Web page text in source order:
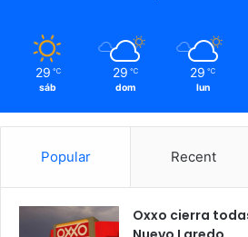
29 ℃
sáb
29 ℃
dom
29 ℃
lun
Popular Recent
Oxxo cierra